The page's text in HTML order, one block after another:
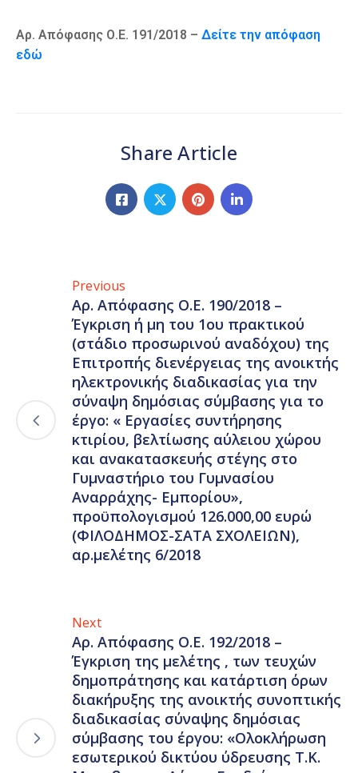
Αρ. Απόφασης Ο.Ε. 191/2018 – Δείτε την απόφαση
εδώ
Share Article
Previous
Αρ. Απόφασης Ο.Ε. 190/2018 –
Έγκριση ή μη του 1ου πρακτικού
(στάδιο προσωρινού αναδόχου) της
Επιτροπής διενέργειας της ανοικτής
ηλεκτρονικής διαδικασίας για την
σύναψη δημόσιας σύμβασης για το
έργο: « Εργασίες συντήρησης
κτιρίου, βελτίωσης αύλειου χώρου
και ανακατασκευής στέγης στο
Γυμναστήριο του Γυμνασίου
Αναρράχης- Εμπορίου»,
προϋπολογισμού 126.000,00 ευρώ
(ΦΙΛΟΔΗΜΟΣ-ΣΑΤΑ ΣΧΟΛΕΙΩΝ),
αρ.μελέτης 6/2018
Next
Αρ. Απόφασης Ο.Ε. 192/2018 –
Έγκριση της μελέτης , των τευχών
δημοπράτησης και κατάρτιση όρων
διακήρυξης της ανοικτής συνοπτικής
διαδικασίας σύναψης δημόσιας
σύμβασης του έργου: «Ολοκλήρωση
εσωτερικού δικτύου ύδρευσης Τ.Κ.